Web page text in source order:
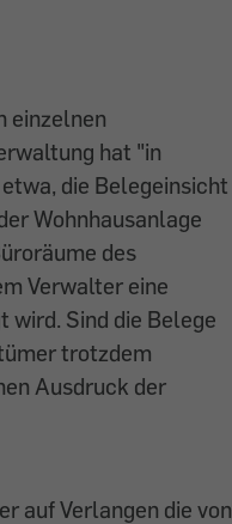
einzelnen
hat "in
die Belegeinsicht
Wohnhausanlage
des
Verwalter eine
wird. Sind die Belege
trotzdem
Ausdruck der
auf Verlangen die von